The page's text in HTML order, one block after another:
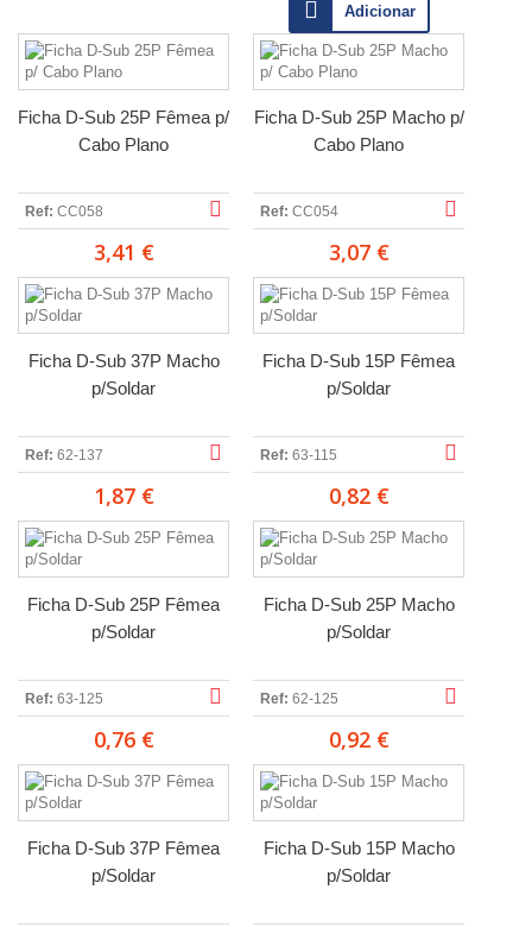
Adicionar
Ficha D-Sub 25P Fêmea p/
Cabo Plano
Ref: CC058
3,41 €
Ficha D-Sub 25P Macho p/
Cabo Plano
Ref: CC054
3,07 €
Ficha D-Sub 37P Macho
p/Soldar
Ref: 62-137
1,87 €
Ficha D-Sub 15P Fêmea
p/Soldar
Ref: 63-115
0,82 €
Ficha D-Sub 25P Fêmea
p/Soldar
Ref: 63-125
0,76 €
Ficha D-Sub 25P Macho
p/Soldar
Ref: 62-125
0,92 €
Ficha D-Sub 37P Fêmea
p/Soldar
Ficha D-Sub 15P Macho
p/Soldar